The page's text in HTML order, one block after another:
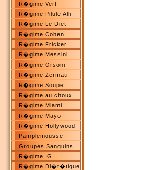
R�gime Vert
R�gime Pilule Alli
R�gime Le Diet
R�gime Cohen
R�gime Fricker
R�gime Messini
R�gime Orsoni
R�gime Zermati
R�gime Soupe
R�gime au choux
R�gime Miami
R�gime Mayo
R�gime Hollywood
Pamplemousse
Groupes Sanguins
R�gime IG
R�gime Di�t�tique